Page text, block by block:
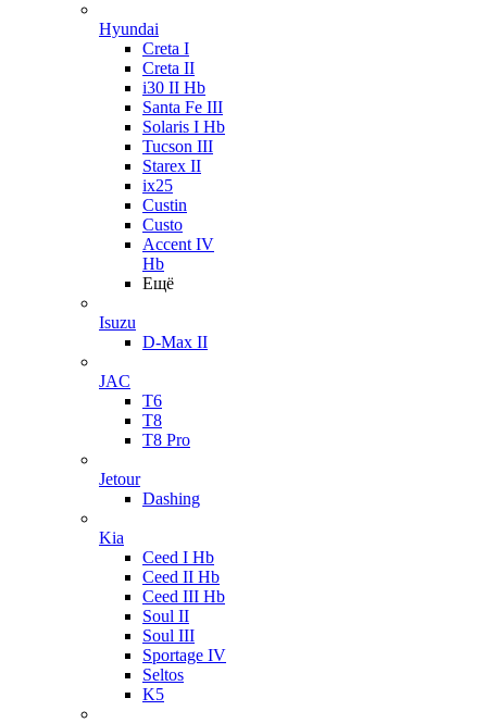
Hyundai
Creta I
Creta II
i30 II Hb
Santa Fe III
Solaris I Hb
Tucson III
Starex II
ix25
Custin
Custo
Accent IV
Hb
Ещё
Isuzu
D-Max II
JAC
T6
T8
T8 Pro
Jetour
Dashing
Kia
Ceed I Hb
Ceed II Hb
Ceed III Hb
Soul II
Soul III
Sportage IV
Seltos
K5